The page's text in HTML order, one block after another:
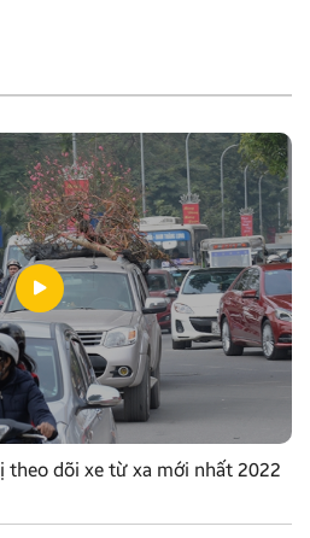
theo dõi xe từ xa mới nhất 2022